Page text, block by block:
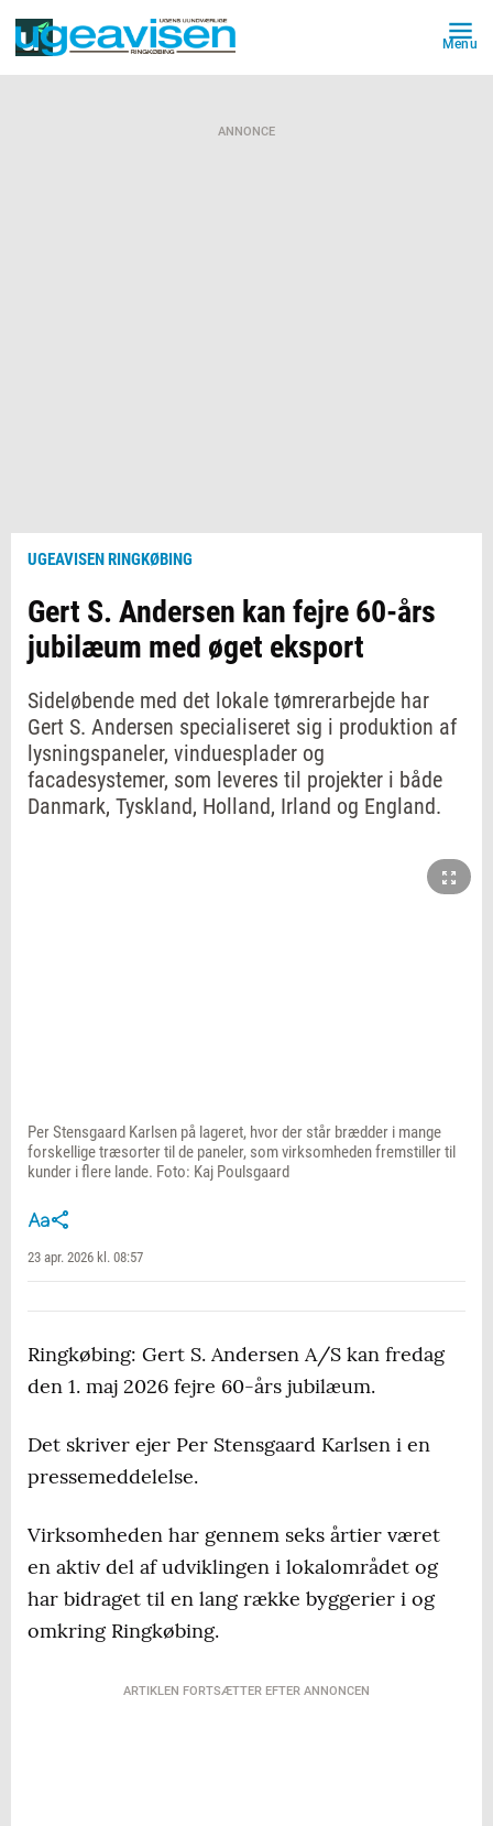
Menu
ANNONCE
UGEAVISEN RINGKØBING
Gert S. Andersen kan fejre 60-års
jubilæum med øget eksport
Sideløbende med det lokale tømrerarbejde har
Gert S. Andersen specialiseret sig i produktion af
lysningspaneler, vinduesplader og
facadesystemer, som leveres til projekter i både
Danmark, Tyskland, Holland, Irland og England.
Per Stensgaard Karlsen på lageret, hvor der står brædder i mange
forskellige træsorter til de paneler, som virksomheden fremstiller til
kunder i flere lande. Foto: Kaj Poulsgaard
23 apr. 2026 kl. 08:57
Ringkøbing: Gert S. Andersen A/S kan fredag
den 1. maj 2026 fejre 60-års jubilæum.
Det skriver ejer Per Stensgaard Karlsen i en
pressemeddelelse.
Virksomheden har gennem seks årtier været
en aktiv del af udviklingen i lokalområdet og
har bidraget til en lang række byggerier i og
omkring Ringkøbing.
ARTIKLEN FORTSÆTTER EFTER ANNONCEN